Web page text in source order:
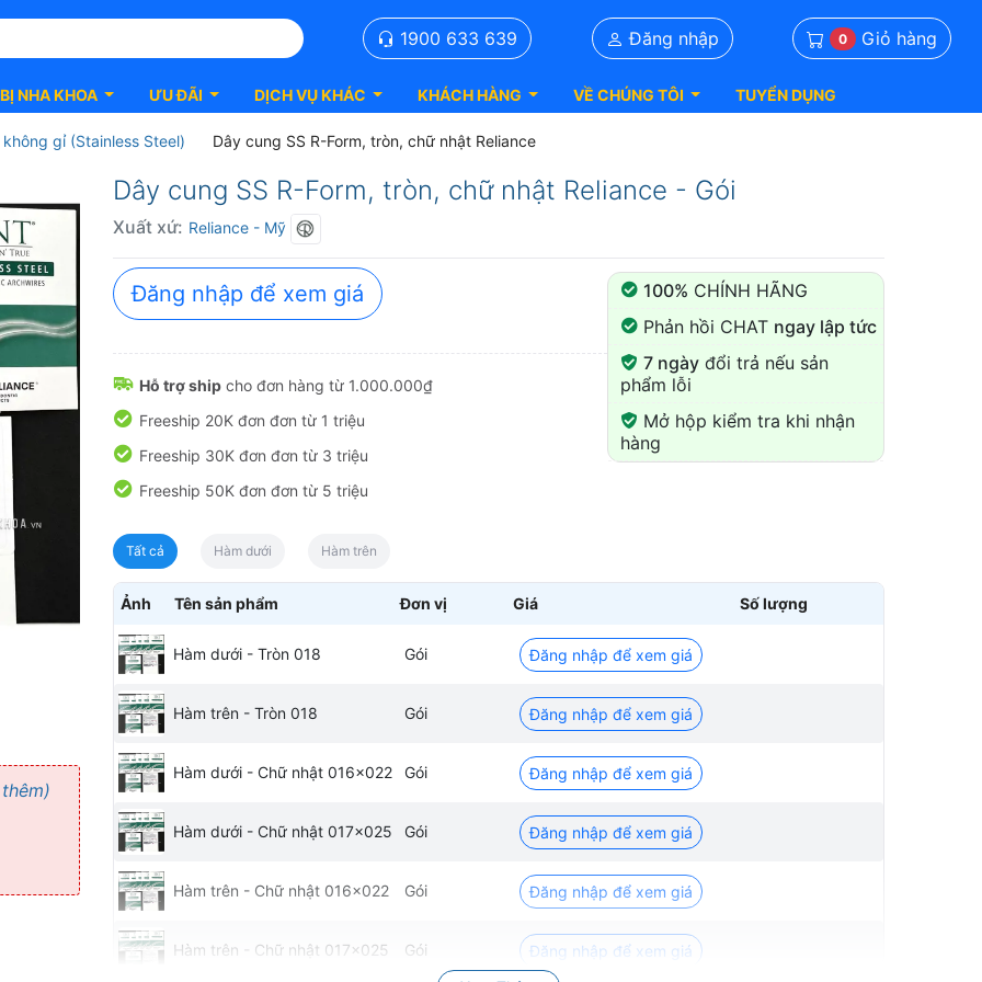
1900 633 639 Đăng nhập 0 Giỏ hàng
NHA KHOA ƯU ĐÃI DỊCH VỤ KHÁC KHÁCH HÀNG VỀ CHÚNG TÔI TUYỂN DỤNG
gỉ (Stainless Steel) Dây cung SS R-Form, tròn, chữ nhật Reliance
Dây cung SS R-Form, tròn, chữ nhật Reliance - Gói
Xuất xứ: Reliance - Mỹ
100% CHÍNH HÃNG
Phản hồi CHAT ngay lập tức
7 ngàyđổi trả nếu sản
phẩm lỗi
Mở hộp kiểm tra khi nhận
hàng
Đăng nhập để xem giá
Hỗ trợ ship cho đơn hàng từ 1.000.000₫
Freeship 20K đơn đơn từ 1 triệu
Freeship 30K đơn đơn từ 3 triệu
Freeship 50K đơn đơn từ 5 triệu
Tất cả Hàm dưới Hàm trên
Ảnh Tên sản phẩm Đơn vị Giá Số lượng
Hàm dưới - Tròn 018 Gói Đăng nhập để xem giá
Hàm trên - Tròn 018 Gói Đăng nhập để xem giá
Hàm dưới - Chữ nhật 016x022 Gói Đăng nhập để xem giá
Hàm dưới - Chữ nhật 017x025 Gói Đăng nhập để xem giá
Hàm trên - Chữ nhật 016x022 Gói Đăng nhập để xem giá
Hàm trên - Chữ nhật 017x025 Gói Đăng nhập để xem giá